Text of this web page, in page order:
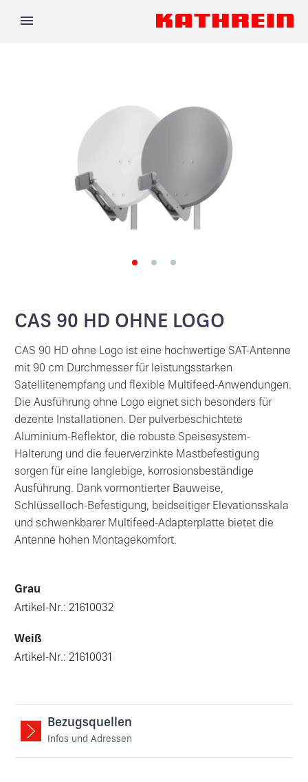
CAS 90 HD OHNE LOGO
CAS 90 HD ohne Logo ist eine hochwertige SAT-Antenne
mit 90 cm Durchmesser für leistungsstarken
Satellitenempfang und flexible Multifeed-Anwendungen.
Die Ausführung ohne Logo eignet sich besonders für
dezente Installationen. Der pulverbeschichtete
Aluminium-Reflektor, die robuste Speisesystem-
Halterung und die feuerverzinkte Mastbefestigung
sorgen für eine langlebige, korrosionsbeständige
Ausführung. Dank vormontierter Bauweise,
Schlüsselloch-Befestigung, beidseitiger Elevationsskala
und schwenkbarer Multifeed-Adapterplatte bietet die
Antenne hohen Montagekomfort.
Grau
Artikel-Nr.: 21610032
Weiß
Artikel-Nr.: 21610031
Bezugsquellen
Infos und Adressen